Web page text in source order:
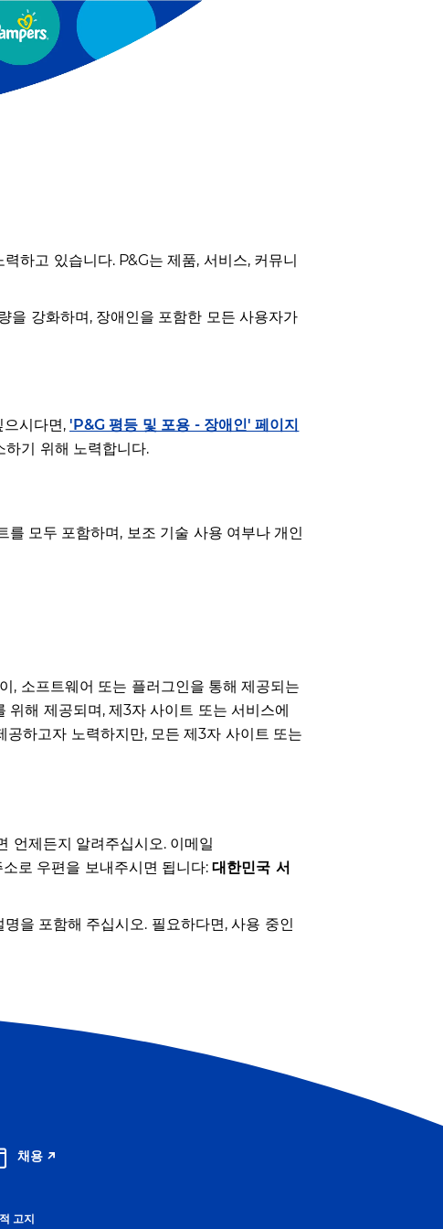
하고 있습니다. P&G는 제품, 서비스, 커뮤니
을 강화하며, 장애인을 포함한 모든 사용자가
으시다면,'P&G 평등 및 포용 - 장애인' 페이지
기 위해 노력합니다.
모두 포함하며, 보조 기술 사용 여부나 개인
, 소프트웨어 또는 플러그인을 통해 제공되는
해 제공되며, 제3자 사이트 또는 서비스에
하고자 노력하지만, 모든 제3자 사이트 또는
언제든지 알려주십시오. 이메일
로 우편을 보내주시면 됩니다:대한민국 서
을 포함해 주십시오. 필요하다면, 사용 중인
채용
고지